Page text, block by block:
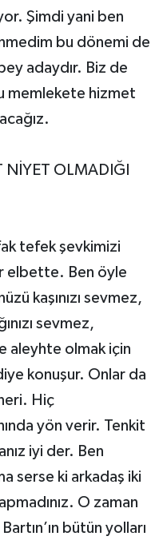
Şimdi yani ben
bu dönemi de
adaydır. Biz de
memlekete hizmet
NİYET OLMADIĞI
tefek şevkimizi
elbette. Ben öyle
kaşınızı sevmez,
sevmez,
aleyhte olmak için
konuşur. Onlar da
Hiç
yön verir. Tenkit
iyi der. Ben
serse ki arkadaş iki
O zaman
bütün yolları